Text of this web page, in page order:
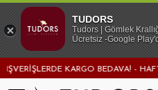
KARGO BEDAVA! - HAFTA
TUDORS
Tudors | Gömlek
Ücretsiz -Google